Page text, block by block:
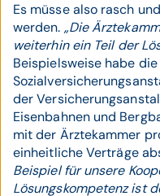
Es müsse also rasch
werden. „Die
weiterhin ein Teil der
Beispielsweise habe
der
Eisenbahnen und
mit der Ärztekammer
einheitliche Verträge
Beispiel für unsere
Lösungskompetenz ist